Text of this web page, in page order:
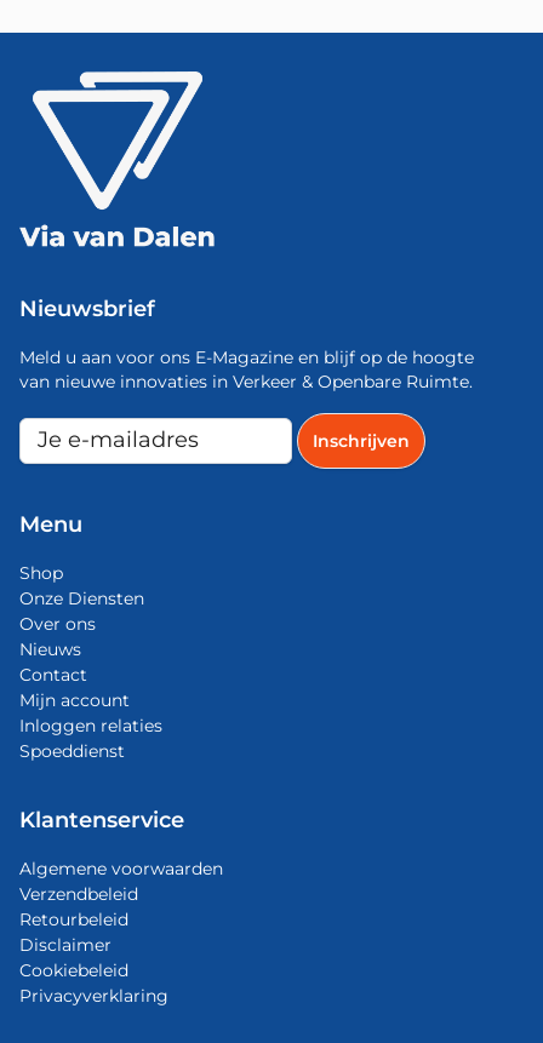
Nieuwsbrief
Meld u aan voor ons E-Magazine en blijf op de hoogte
van nieuwe innovaties in Verkeer & Openbare Ruimte.
Menu
Shop
Onze Diensten
Over ons
Nieuws
Contact
Mijn account
Inloggen relaties
Spoeddienst
Klantenservice
Algemene voorwaarden
Verzendbeleid
Retourbeleid
Disclaimer
Cookiebeleid
Privacyverklaring